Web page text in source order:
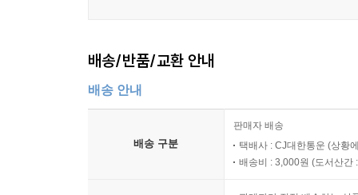
배송/반품/교환 안내
배송 안내
배송 구분
판매자 배송
택배사 : CJ대한통운 (상황
배송비 : 3,000원 (도서산간